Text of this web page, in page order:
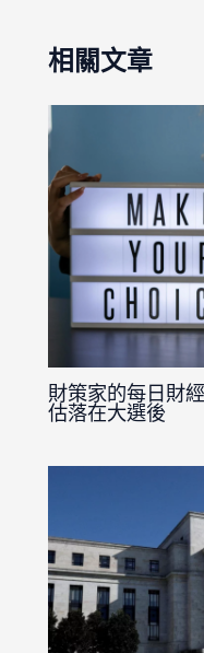
相關文章
財策家的每日財
估落在大選後